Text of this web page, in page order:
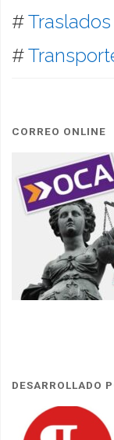
#Traslados
#
CORREO ONLINE
DESARROLLADO